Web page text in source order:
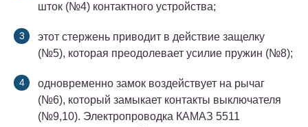
шток (№4) контактного устройства;
этот стержень приводит в действие защелку
(№5), которая преодолевает усилие пружин (№8);
одновременно замок воздействует на рычаг
(№6), который замыкает контакты выключателя
(№9,10). Электропроводка КАМАЗ 5511